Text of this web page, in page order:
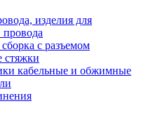
изделия для
провода
с разъемом
стяжки
кабельные и обжимные